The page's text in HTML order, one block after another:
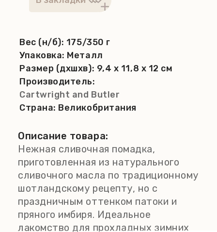
Вес (н/б): 175/350 г
Упаковка: Металл
Размер (дхшхв): 9,4 x 11,8 x 12 см
Производитель:
Cartwright and Butler
Страна: Великобритания
Описание товара:
Нежная сливочная помадка,
приготовленная из натурального
сливочного масла по традиционному
шотландскому рецепту, но с
праздничным оттенком патоки и
пряного имбиря. Идеальное
лакомство для прохладных зимних